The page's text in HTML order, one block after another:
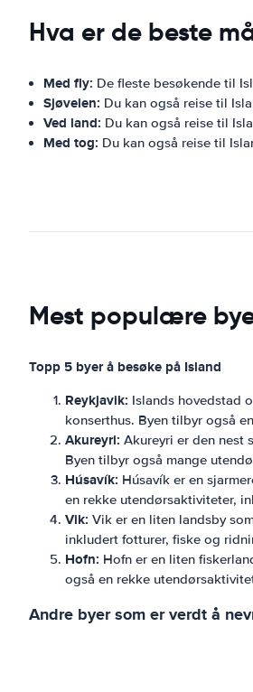
Hva er de beste
Med fly: De fleste besøkende til
Sjøveien: Du kan også reise til
Ved land: Du kan også reise til
Med tog: Du kan også reise til
Mest populære
Topp 5 byer å besøke på Island
Reykjavik: Islands hovedstad
konserthus. Byen tilbyr også
Akureyri: Akureyri er den nest
Byen tilbyr også mange
Húsavík: Húsavík er en
en rekke utendørsaktiviteter,
Vik: Vik er en liten landsby
inkludert fotturer, fiske og
Hofn: Hofn er en liten
også en rekke
Andre byer som er verdt å